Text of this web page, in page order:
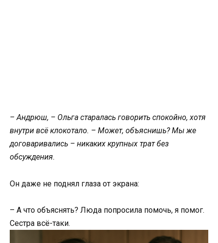
– Андрюш, – Ольга старалась говорить спокойно, хотя
внутри всё клокотало. – Может, объяснишь? Мы же
договаривались – никаких крупных трат без
обсуждения.
Он даже не поднял глаза от экрана:
– А что объяснять? Люда попросила помочь, я помог.
Сестра всё-таки.